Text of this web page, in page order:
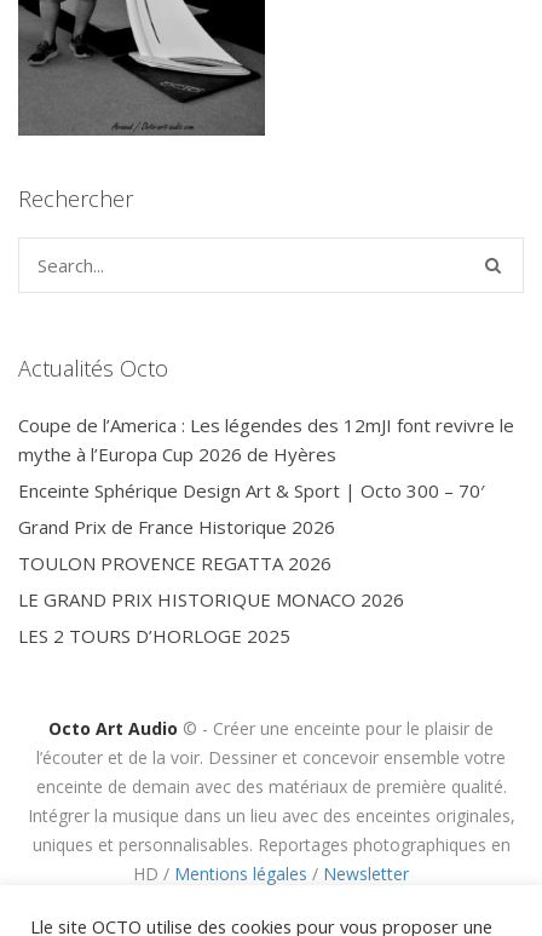
Rechercher
Actualités Octo
Coupe de l’America : Les légendes des 12mJI font revivre le
mythe à l’Europa Cup 2026 de Hyères
Enceinte Sphérique Design Art & Sport | Octo 300 – 70′
Grand Prix de France Historique 2026
TOULON PROVENCE REGATTA 2026
LE GRAND PRIX HISTORIQUE MONACO 2026
LES 2 TOURS D’HORLOGE 2025
Octo Art Audio © - Créer une enceinte pour le plaisir de
l’écouter et de la voir. Dessiner et concevoir ensemble votre
enceinte de demain avec des matériaux de première qualité.
Intégrer la musique dans un lieu avec des enceintes originales,
uniques et personnalisables. Reportages photographiques en
HD / Mentions légales / Newsletter
Lle site OCTO utilise des cookies pour vous proposer une